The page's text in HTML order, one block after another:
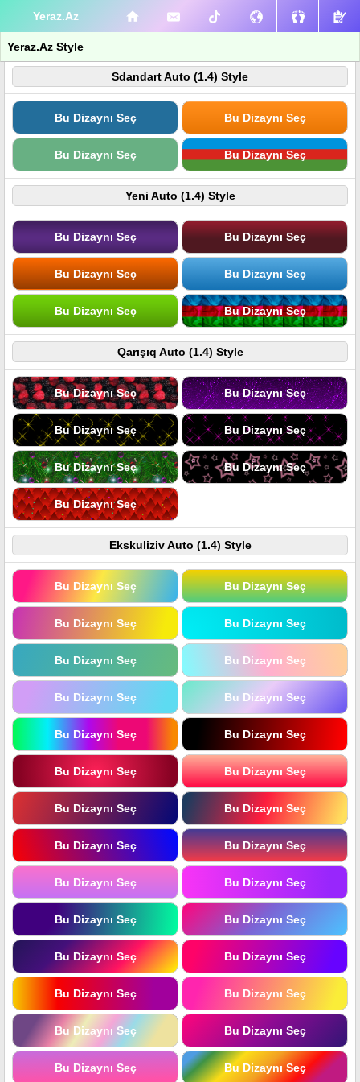
Yeraz.Az
Yeraz.Az Style
Sdandart Auto (1.4) Style
Bu Dizaynı Seç Bu Dizaynı Seç
Bu Dizaynı Seç Bu Dizaynı Seç
Yeni Auto (1.4) Style
Bu Dizaynı Seç Bu Dizaynı Seç
Bu Dizaynı Seç Bu Dizaynı Seç
Bu Dizaynı Seç Bu Dizaynı Seç
Qarışıq Auto (1.4) Style
Bu Dizaynı Seç Bu Dizaynı Seç
Bu Dizaynı Seç Bu Dizaynı Seç
Bu Dizaynı Seç Bu Dizaynı Seç
Bu Dizaynı Seç
Ekskuliziv Auto (1.4) Style
Bu Dizaynı Seç Bu Dizaynı Seç
Bu Dizaynı Seç Bu Dizaynı Seç
Bu Dizaynı Seç Bu Dizaynı Seç
Bu Dizaynı Seç Bu Dizaynı Seç
Bu Dizaynı Seç Bu Dizaynı Seç
Bu Dizaynı Seç Bu Dizaynı Seç
Bu Dizaynı Seç Bu Dizaynı Seç
Bu Dizaynı Seç Bu Dizaynı Seç
Bu Dizaynı Seç Bu Dizaynı Seç
Bu Dizaynı Seç Bu Dizaynı Seç
Bu Dizaynı Seç Bu Dizaynı Seç
Bu Dizaynı Seç Bu Dizaynı Seç
Bu Dizaynı Seç Bu Dizaynı Seç
Bu Dizaynı Seç Bu Dizaynı Seç